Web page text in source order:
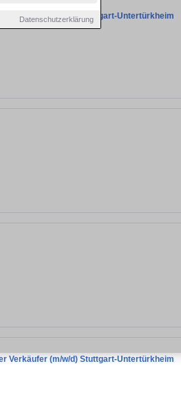
Datenschutzerklärung
Verkäufer (m/w/d) Stuttgart-Untertürkheim
Verkäufer (m/w/d) Stuttgart-Untertürkheim